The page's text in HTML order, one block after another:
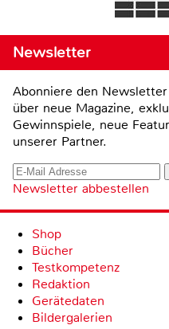
Newsletter
Abonniere den
über neue Magazine,
Gewinnspiele, neue
unserer Partner.
Newsletter abbestellen
Shop
Bücher
Testkompetenz
Redaktion
Gerätedaten
Bildergalerien